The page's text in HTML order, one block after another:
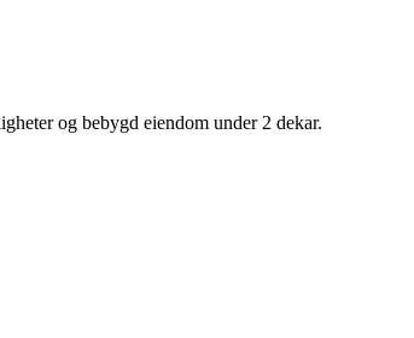
og bebygd eiendom under 2 dekar.